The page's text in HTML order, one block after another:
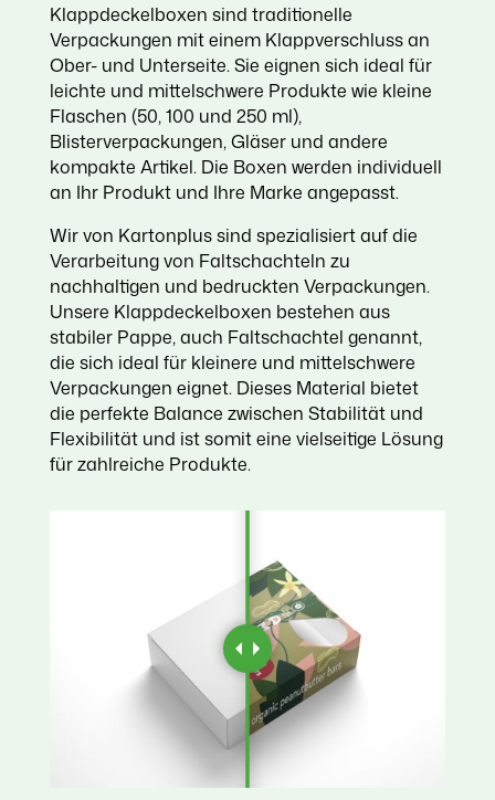
Klappdeckelboxen sind traditionelle
Verpackungen mit einem Klappverschluss an
Ober- und Unterseite. Sie eignen sich ideal für
leichte und mittelschwere Produkte wie kleine
Flaschen (50, 100 und 250 ml),
Blisterverpackungen, Gläser und andere
kompakte Artikel. Die Boxen werden individuell
an Ihr Produkt und Ihre Marke angepasst.
Wir von Kartonplus sind spezialisiert auf die
Verarbeitung von Faltschachteln zu
nachhaltigen und bedruckten Verpackungen.
Unsere Klappdeckelboxen bestehen aus
stabiler Pappe, auch Faltschachtel genannt,
die sich ideal für kleinere und mittelschwere
Verpackungen eignet. Dieses Material bietet
die perfekte Balance zwischen Stabilität und
Flexibilität und ist somit eine vielseitige Lösung
für zahlreiche Produkte.